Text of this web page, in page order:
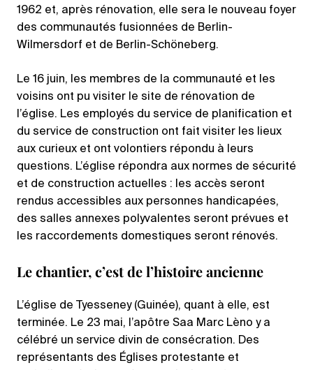
1962 et, après rénovation, elle sera le nouveau foyer
des communautés fusionnées de Berlin-
Wilmersdorf et de Berlin-Schöneberg.
Le 16 juin, les membres de la communauté et les
voisins ont pu visiter le site de rénovation de
l’église. Les employés du service de planification et
du service de construction ont fait visiter les lieux
aux curieux et ont volontiers répondu à leurs
questions. L’église répondra aux normes de sécurité
et de construction actuelles : les accès seront
rendus accessibles aux personnes handicapées,
des salles annexes polyvalentes seront prévues et
les raccordements domestiques seront rénovés.
Le chantier, c’est de l’histoire ancienne
L’église de Tyesseney (Guinée), quant à elle, est
terminée. Le 23 mai, l’apôtre Saa Marc Lèno y a
célébré un service divin de consécration. Des
représentants des Églises protestante et